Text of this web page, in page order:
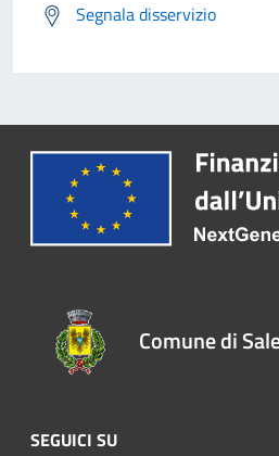
Segnala disservizio
Comune di
SEGUICI SU